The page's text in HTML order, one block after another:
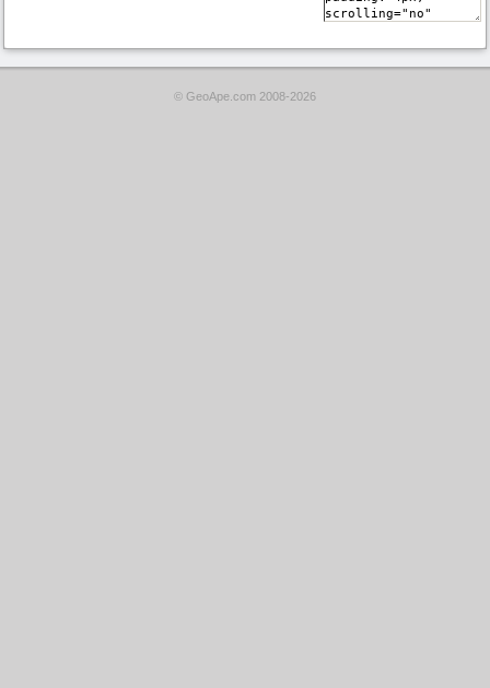
© GeoApe.com 2008-2026